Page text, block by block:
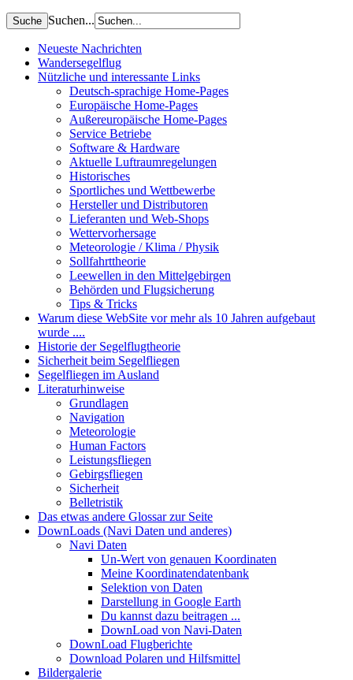
Suchen...
Neueste Nachrichten
Wandersegelflug
Nützliche und interessante Links
Deutsch-sprachige Home-Pages
Europäische Home-Pages
Außereuropäische Home-Pages
Service Betriebe
Software & Hardware
Aktuelle Luftraumregelungen
Historisches
Sportliches und Wettbewerbe
Hersteller und Distributoren
Lieferanten und Web-Shops
Wettervorhersage
Meteorologie / Klima / Physik
Sollfahrttheorie
Leewellen in den Mittelgebirgen
Behörden und Flugsicherung
Tips & Tricks
Warum diese WebSite vor mehr als 10 Jahren aufgebaut
wurde ....
Historie der Segelflugtheorie
Sicherheit beim Segelfliegen
Segelfliegen im Ausland
Literaturhinweise
Grundlagen
Navigation
Meteorologie
Human Factors
Leistungsfliegen
Gebirgsfliegen
Sicherheit
Belletristik
Das etwas andere Glossar zur Seite
DownLoads (Navi Daten und anderes)
Navi Daten
Un-Wert von genauen Koordinaten
Meine Koordinatendatenbank
Selektion von Daten
Darstellung in Google Earth
Du kannst dazu beitragen ...
DownLoad von Navi-Daten
DownLoad Flugberichte
Download Polaren und Hilfsmittel
Bildergalerie